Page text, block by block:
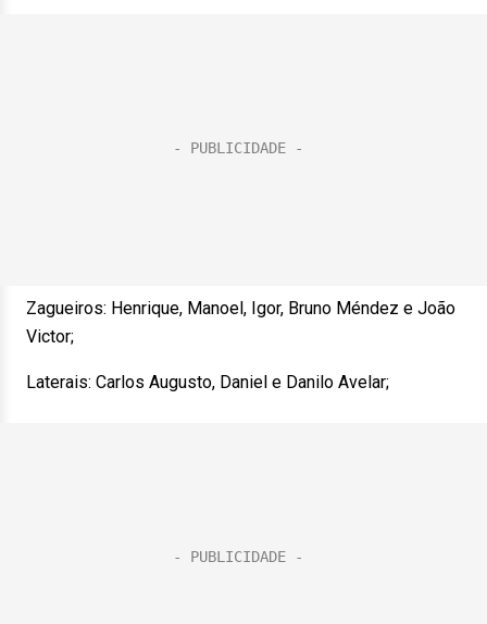
Zagueiros: Henrique, Manoel, Igor, Bruno Méndez e João
Victor;
Laterais: Carlos Augusto, Daniel e Danilo Avelar;